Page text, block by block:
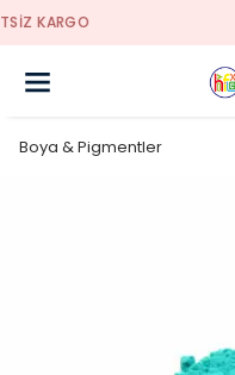
Boya & Pigmentler